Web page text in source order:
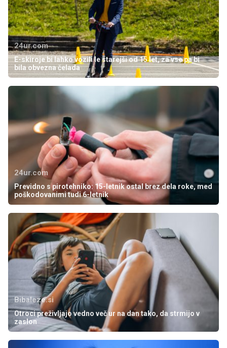
24ur.com
E-skiroje bi lahko vozili le starejši od 15 let, za vse pa bi
bila obvezna čelada
24ur.com
Previdno s pirotehniko: 15-letnik ostal brez dela roke, med
poškodovanimi tudi 6-letnik
Bibaleze.si
Otroci preživljajo vedno več ur na dan tako, da strmijo v
zaslon